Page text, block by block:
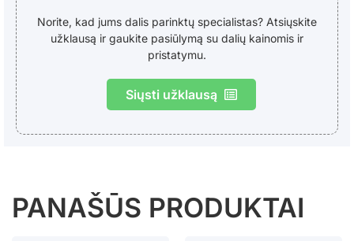
Norite, kad jums dalis parinktų specialistas? Atsiųskite
užklausą ir gaukite pasiūlymą su dalių kainomis ir
pristatymu.
Siųsti užklausą
PANAŠŪS PRODUKTAI